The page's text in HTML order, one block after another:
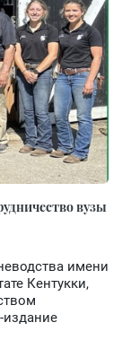
вузы
имени
Кентукки,
издание